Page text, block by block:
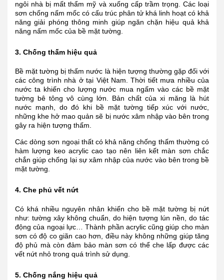
ngôi nhà bị mất thẩm mỹ và xuống cấp trầm trọng. Các loại
sơn chống nấm mốc có cấu trúc phân tử khá linh hoạt có khả
năng giải phóng thông minh giúp ngăn chặn hiệu quả khả
năng nấm mốc của bề mặt tường.
3. Chống thấm hiệu quả
Bề mặt tường bị thấm nước là hiện tượng thường gặp đối với
các công trình nhà ở tại Việt Nam. Thời tiết mưa nhiều của
nước ta khiến cho lượng nước mua ngấm vào các bề mặt
tường bê tông vô cùng lớn. Bản chất của xi măng là hút
nước mạnh, do đó khi bề mặt tường tiếp xúc với nước,
những khe hở mao quản sẽ bị nước xâm nhập vào bên trong
gây ra hiện tượng thấm.
Các dòng sơn ngoại thất có khả năng chống thấm thường có
hàm lượng keo acrylic cao tạo nên liên kết màn sơn chắc
chắn giúp chống lại sự xâm nhập của nước vào bên trong bề
mặt tường.
4. Che phủ vết nứt
Có khá nhiều nguyên nhân khiến cho bề mặt tường bị nứt
như: tường xây không chuẩn, do hiện tượng lún nền, do tác
động của ngoại lực… Thành phần acrylic cũng giúp cho màn
sơn có độ co giãn cao hơn, điều này không những giúp tăng
độ phủ mà còn đảm bảo màn sơn có thể che lấp được các
vết nứt nhỏ trong quá trình sử dụng.
5. Chống nắng hiệu quả